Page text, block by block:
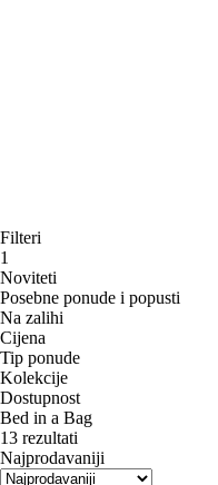
Filteri
1
Noviteti
Posebne ponude i popusti
Na zalihi
Cijena
Tip ponude
Kolekcije
Dostupnost
Bed in a Bag
13 rezultati
Najprodavaniji